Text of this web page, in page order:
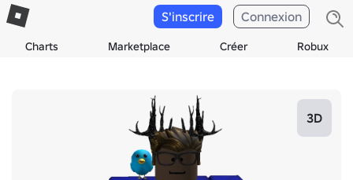
Charts Marketplace Créer Robux
S'inscrire Connexion
3D